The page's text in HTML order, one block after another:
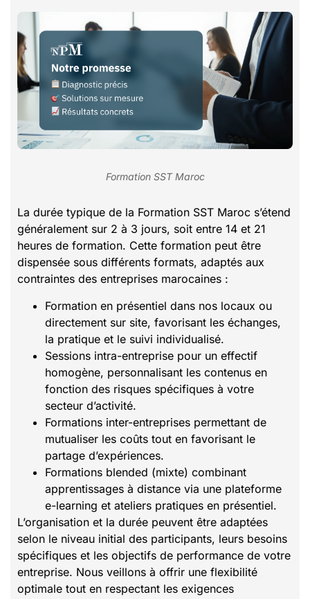
Formation SST Maroc
La durée typique de la Formation SST Maroc s’étend
généralement sur 2 à 3 jours, soit entre 14 et 21
heures de formation. Cette formation peut être
dispensée sous différents formats, adaptés aux
contraintes des entreprises marocaines :
Formation en présentiel dans nos locaux ou
directement sur site, favorisant les échanges,
la pratique et le suivi individualisé.
Sessions intra-entreprise pour un effectif
homogène, personnalisant les contenus en
fonction des risques spécifiques à votre
secteur d’activité.
Formations inter-entreprises permettant de
mutualiser les coûts tout en favorisant le
partage d’expériences.
Formations blended (mixte) combinant
apprentissages à distance via une plateforme
e-learning et ateliers pratiques en présentiel.
L’organisation et la durée peuvent être adaptées
selon le niveau initial des participants, leurs besoins
spécifiques et les objectifs de performance de votre
entreprise. Nous veillons à offrir une flexibilité
optimale tout en respectant les exigences